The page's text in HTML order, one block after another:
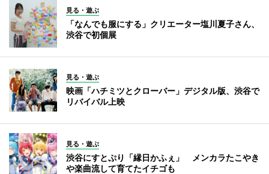
見る・遊ぶ
「なんでも服にする」クリエーター塩川夏子さん、
渋谷で初個展
見る・遊ぶ
映画「ハチミツとクローバー」デジタル版、渋谷で
リバイバル上映
見る・遊ぶ
渋谷にすとぷり「縁日かふぇ」 メンカラたこやき
や楽曲流して育てたイチゴも